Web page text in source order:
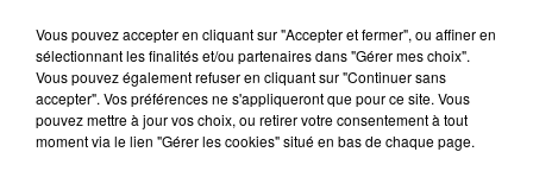
Vous pouvez accepter en cliquant sur "Accepter et fermer", ou affiner en
sélectionnant les finalités et/ou partenaires dans "Gérer mes choix".
Vous pouvez également refuser en cliquant sur "Continuer sans
accepter". Vos préférences ne s'appliqueront que pour ce site. Vous
pouvez mettre à jour vos choix, ou retirer votre consentement à tout
moment via le lien "Gérer les cookies" situé en bas de chaque page.